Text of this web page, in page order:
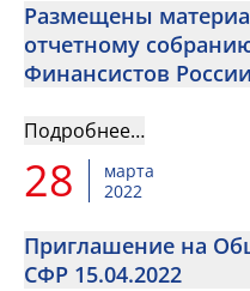
Размещены
отчетному
Финансистов России
Подробнее…
28
марта
2022
Приглашение на
СФР 15.04.2022